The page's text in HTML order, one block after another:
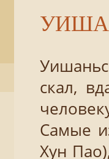
скал,
Самые
Хун